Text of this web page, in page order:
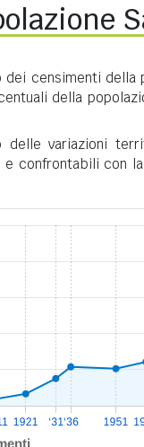
censimenti della
della
delle variazioni
confrontabili con